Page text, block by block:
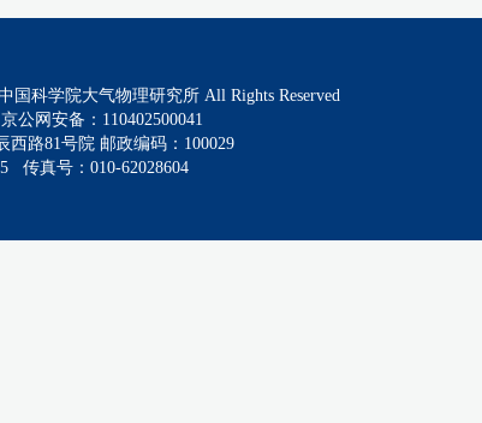
国科学院大气物理研究所 All Rights Reserved
京公网安备：110402500041
西路81号院 邮政编码：100029
传真号：010-62028604